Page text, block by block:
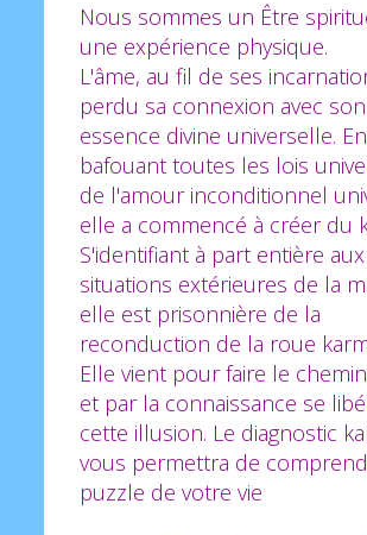
Nous sommes un Être
une expérience physique.
L'âme, au fil de ses
perdu sa connexion avec son
essence divine universelle. En
bafouant toutes les lois
de l'amour inconditionnel
elle a commencé à créer du
S'identifiant à part entière aux
situations extérieures de la
elle est prisonnière de la
reconduction de la roue
Elle vient pour faire le
et par la connaissance se
cette illusion. Le diagnostic
vous permettra de
puzzle de votre vie